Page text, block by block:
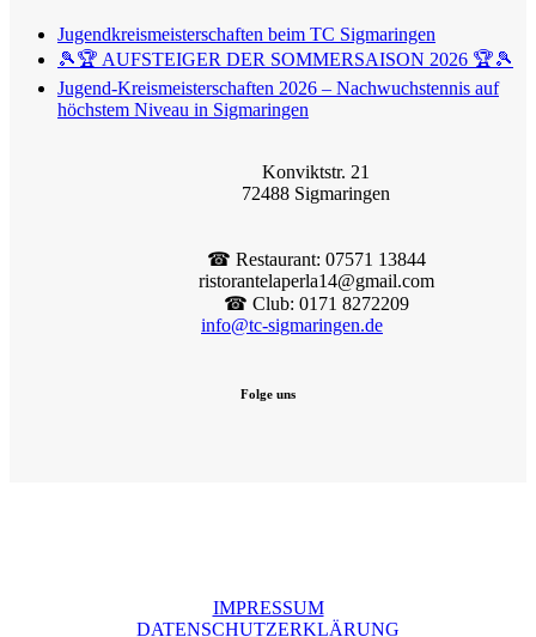
Jugendkreismeisterschaften beim TC Sigmaringen
🎾🏆 AUFSTEIGER DER SOMMERSAISON 2026 🏆🎾
Jugend-Kreismeisterschaften 2026 – Nachwuchstennis auf
höchstem Niveau in Sigmaringen
Konviktstr. 21
72488 Sigmaringen
☎︎ Restaurant: 07571 13844
ristorantelaperla14@gmail.com
☎︎ Club: 0171 8272209
info@tc-sigmaringen.de
Folge uns
IMPRESSUM
DATENSCHUTZERKLÄRUNG